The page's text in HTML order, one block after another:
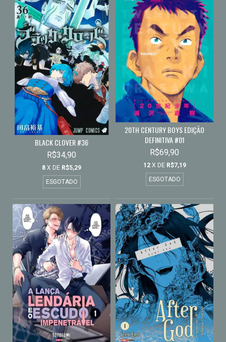
BLACK CLOVER #36
R$34,90
8 X DE R$5,29
ESGOTADO
20TH CENTURY BOYS EDIÇÃO
DEFINITIVA #01
R$69,90
12 X DE R$7,19
ESGOTADO